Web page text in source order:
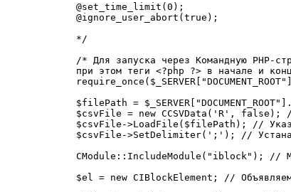
@set_time_limit(0);
@ignore_user_abort(true);
*/
/* Для запуска через Командную PHP-
при этом теги <?php ?> в начале и
$filePath =
$csvFile = new CCSVData('R', false); //
$csvFile->LoadFile($filePath); //
$csvFile->SetDelimiter(';'); //
CModule::IncludeModule("iblock"); //
$el = new CIBlockElement; // Объявляем